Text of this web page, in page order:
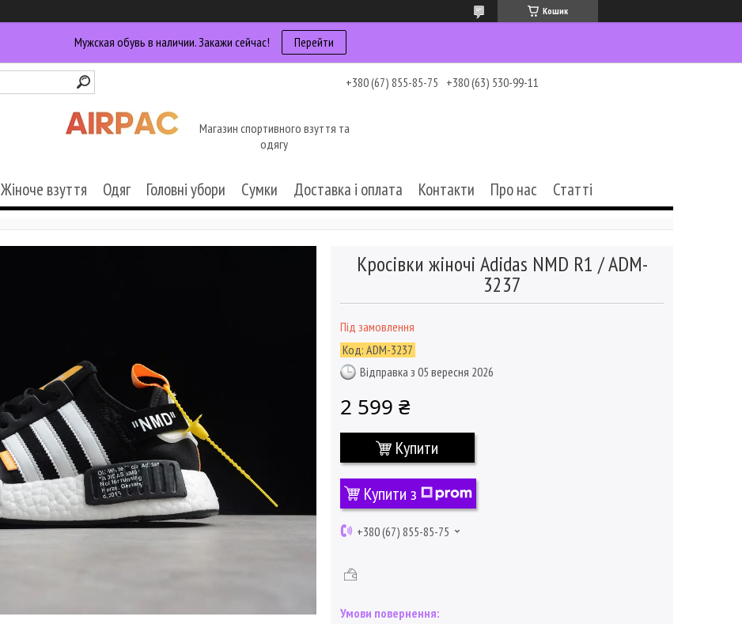
Кошик
Мужская обувь в наличии. Закажи сейчас! Перейти
+380 (67) 855-85-75 +380 (63) 530-99-11
Магазин спортивного взуття та
одягу
Жіноче взуття Одяг Головні убори Сумки Доставка і оплата Контакти Про нас Статті
Кросівки жіночі Adidas NMD R1 / ADM-
3237
Під замовлення
Код: ADM-3237
Відправка з 05 вересня 2026
2 599 ₴
Купити
Купити з
+380 (67) 855-85-75